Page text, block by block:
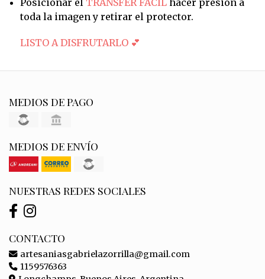
toda la imagen y retirar el protector.
LISTO A DISFRUTARLO 💕
MEDIOS DE PAGO
MEDIOS DE ENVÍO
NUESTRAS REDES SOCIALES
CONTACTO
artesaniasgabrielazorrilla@gmail.com
1159576363